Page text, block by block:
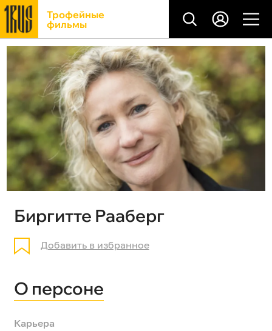
Трофейные
фильмы
Биргитте Рааберг
Добавить в избранное
О персоне
Карьера